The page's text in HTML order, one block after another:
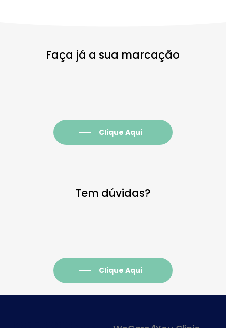
Faça já a sua marcação
Clique Aqui
Tem dúvidas?
Clique Aqui